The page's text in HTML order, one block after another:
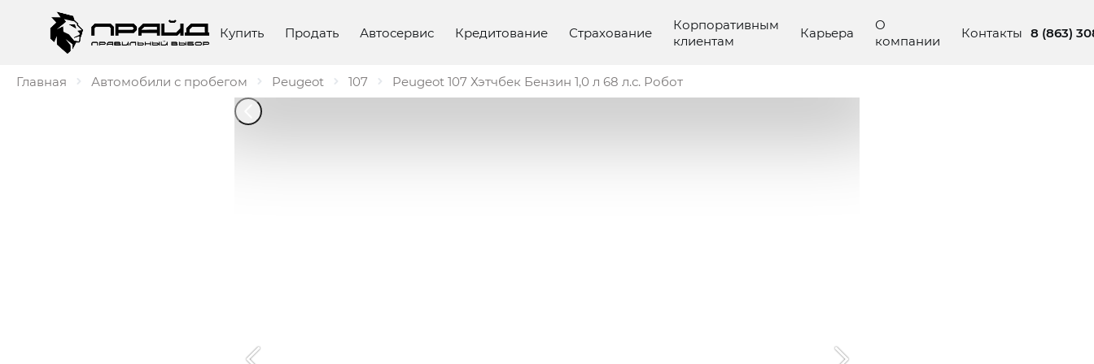
Купить Продать Автосервис Кредитование Страхование
Корпоративным
клиентам
Карьера
О
компании
Контакты 8 (863)
Главная Автомобили с пробегом Peugeot 107 Peugeot 107 Хэтчбек Бензин 1,0 л 68 л.с. Робот